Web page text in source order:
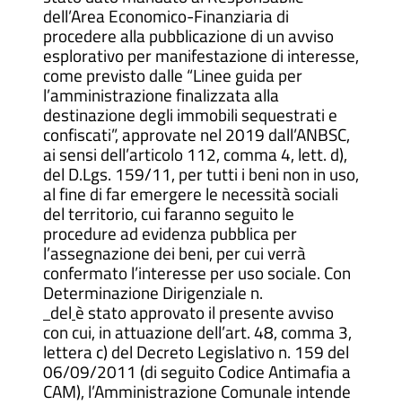
dell’Area Economico-Finanziaria di
procedere alla pubblicazione di un avviso
esplorativo per manifestazione di interesse,
come previsto dalle “Linee guida per
l’amministrazione finalizzata alla
destinazione degli immobili sequestrati e
confiscati”, approvate nel 2019 dall’ANBSC,
ai sensi dell’articolo 112, comma 4, lett. d),
del D.Lgs. 159/11, per tutti i beni non in uso,
al fine di far emergere le necessità sociali
del territorio, cui faranno seguito le
procedure ad evidenza pubblica per
l’assegnazione dei beni, per cui verrà
confermato l’interesse per uso sociale. Con
Determinazione Dirigenziale n.
del è stato approvato il presente avviso
con cui, in attuazione dell’art. 48, comma 3,
lettera c) del Decreto Legislativo n. 159 del
06/09/2011 (di seguito Codice Antimafia a
CAM), l’Amministrazione Comunale intende